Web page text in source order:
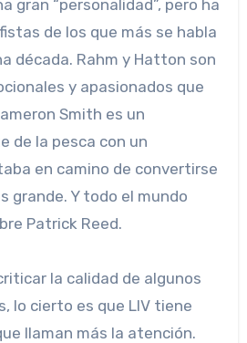
gran “personalidad”, pero ha
de los que más se habla
década. Rahm y Hatton son
y apasionados que
Smith es un
de la pesca con un
en camino de convertirse
grande. Y todo el mundo
Patrick Reed.
la calidad de algunos
lo cierto es que LIV tiene
llaman más la atención.